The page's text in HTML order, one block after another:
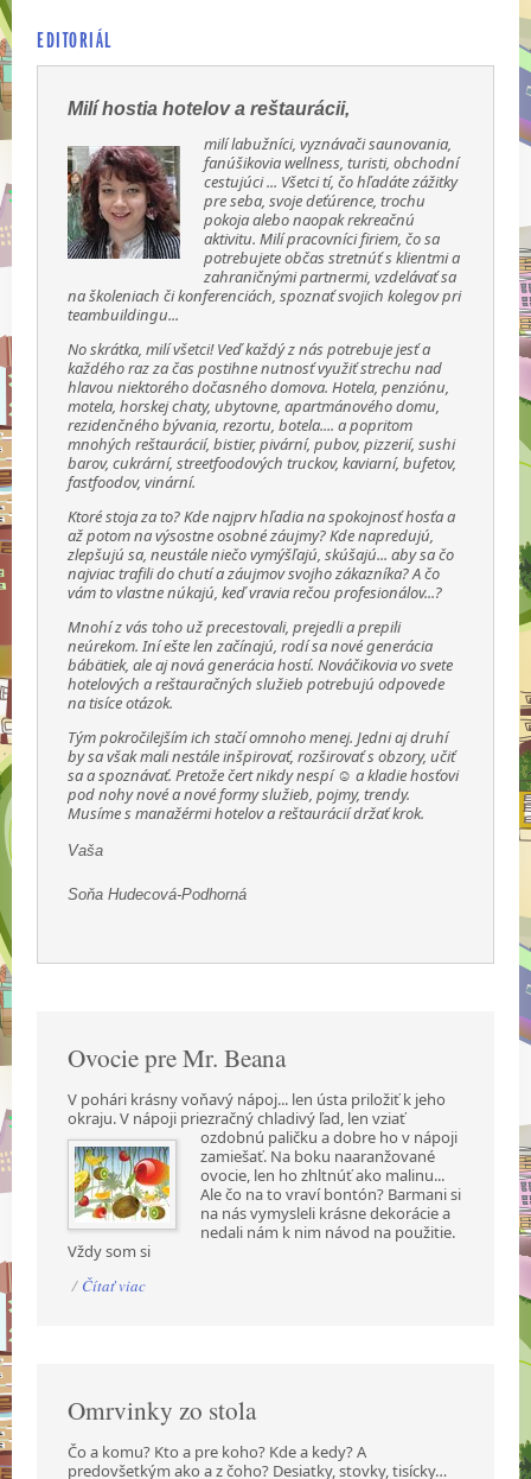
EDITORIÁL
Milí hostia hotelov a reštaurácii,
milí labužníci, vyznávači saunovania,
fanúšikovia wellness, turisti, obchodní
cestujúci ... Všetci tí, čo hľadáte zážitky
pre seba, svoje deťúrence, trochu
pokoja alebo naopak rekreačnú
aktivitu. Milí pracovníci firiem, čo sa
potrebujete občas stretnúť s klientmi a
zahraničnými partnermi, vzdelávať sa
na školeniach či konferenciách, spoznať svojich kolegov pri
teambuildingu...
No skrátka, milí všetci! Veď každý z nás potrebuje jesť a
každého raz za čas postihne nutnosť využiť strechu nad
hlavou niektorého dočasného domova. Hotela, penziónu,
motela, horskej chaty, ubytovne, apartmánového domu,
rezidenčného bývania, rezortu, botela.... a popritom
mnohých reštaurácií, bistier, pivární, pubov, pizzerií, sushi
barov, cukrární, streetfoodových truckov, kaviarní, bufetov,
fastfoodov, vinární.
Ktoré stoja za to? Kde najprv hľadia na spokojnosť hosťa a
až potom na výsostne osobné záujmy? Kde napredujú,
zlepšujú sa, neustále niečo vymýšľajú, skúšajú... aby sa čo
najviac trafili do chutí a záujmov svojho zákazníka? A čo
vám to vlastne núkajú, keď vravia rečou profesionálov...?
Mnohí z vás toho už precestovali, prejedli a prepili
neúrekom. Iní ešte len začínajú, rodí sa nové generácia
bábätiek, ale aj nová generácia hostí. Nováčikovia vo svete
hotelových a reštauračných služieb potrebujú odpovede
na tisíce otázok.
Tým pokročilejším ich stačí omnoho menej. Jedni aj druhí
by sa však mali nestále inšpirovať, rozširovať s obzory, učiť
sa a spoznávať. Pretože čert nikdy nespí ☺ a kladie hosťovi
pod nohy nové a nové formy služieb, pojmy, trendy.
Musíme s manažérmi hotelov a reštaurácií držať krok.
Vaša
Soňa Hudecová-Podhorná
Ovocie pre Mr. Beana
V pohári krásny voňavý nápoj... len ústa priložiť k jeho
okraju. V nápoji priezračný chladivý ľad, len vziať
ozdobnú paličku a dobre ho v nápoji
zamiešať. Na boku naaranžované
ovocie, len ho zhltnúť ako malinu...
Ale čo na to vraví bontón? Barmani si
na nás vymysleli krásne dekorácie a
nedali nám k nim návod na použitie.
Vždy som si
/ Čítať viac
Omrvinky zo stola
Čo a komu? Kto a pre koho? Kde a kedy? A
predovšetkým ako a z čoho? Desiatky, stovky,tisícky…